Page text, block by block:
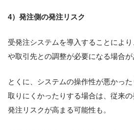
4）発注側の発注リスク
受発注システムを導入することによ
や取引先との調整が必要になる場合が
とくに、システムの操作性が悪かっ
取りにくかったりする場合は、従来の
発注リスクが高まる可能性も。